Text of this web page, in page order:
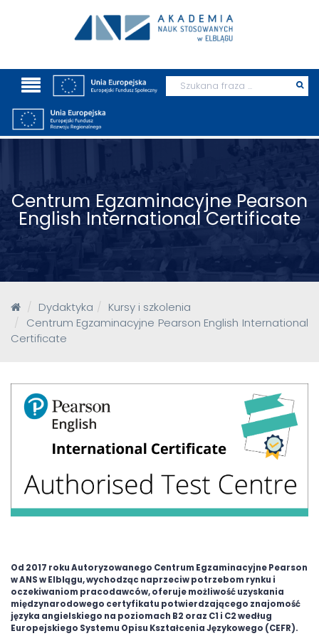
Wyszukaj
Centrum Egzaminacyjne Pearson
English International Certificate
Dydaktyka
Kursy i szkolenia
Centrum Egzaminacyjne Pearson English International
Certificate
Od 2017 roku Autoryzowanego Centrum Egzaminacyjne Pearson
w ANS w Elblągu, wychodząc naprzeciw potrzebom rynku i
oczekiwaniom pracodawców, oferuje możliwość uzyskania
międzynarodowego certyfikatu potwierdzającego znajomość
języka angielskiego na poziomach B2 oraz C1 i C2 według
Europejskiego Systemu Opisu Kształcenia Językowego (CEFR).